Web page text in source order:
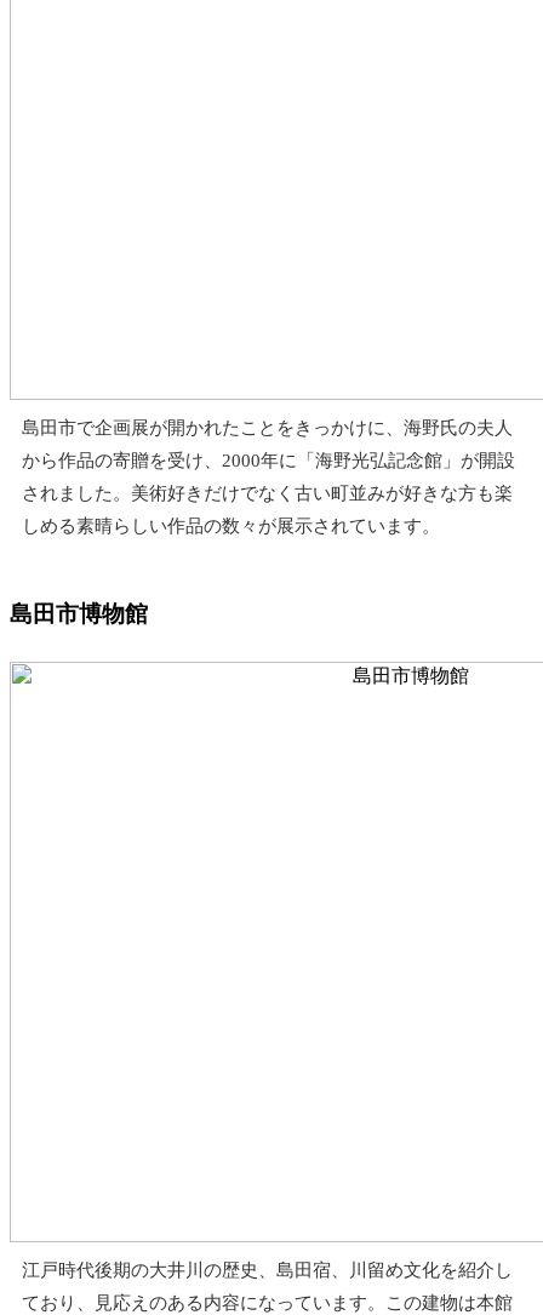
島田市で企画展が開かれたことをきっかけに、海野氏の夫人
から作品の寄贈を受け、2000年に「海野光弘記念館」が開設
されました。美術好きだけでなく古い町並みが好きな方も楽
しめる素晴らしい作品の数々が展示されています。
島田市博物館
江戸時代後期の大井川の歴史、島田宿、川留め文化を紹介し
ており、見応えのある内容になっています。この建物は本館